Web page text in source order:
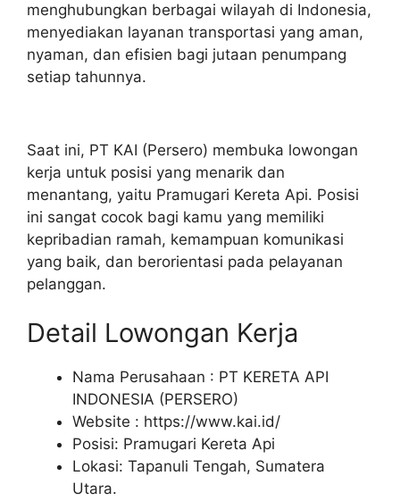
menghubungkan berbagai wilayah di Indonesia,
menyediakan layanan transportasi yang aman,
nyaman, dan efisien bagi jutaan penumpang
setiap tahunnya.
Saat ini, PT KAI (Persero) membuka lowongan
kerja untuk posisi yang menarik dan
menantang, yaitu Pramugari Kereta Api. Posisi
ini sangat cocok bagi kamu yang memiliki
kepribadian ramah, kemampuan komunikasi
yang baik, dan berorientasi pada pelayanan
pelanggan.
Detail Lowongan Kerja
Nama Perusahaan : PT KERETA API
INDONESIA (PERSERO)
Website : https://www.kai.id/
Posisi: Pramugari Kereta Api
Lokasi: Tapanuli Tengah, Sumatera
Utara.